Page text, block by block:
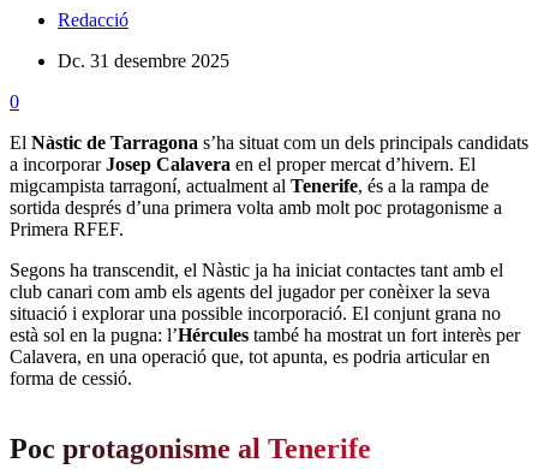
Redacció
Dc. 31 desembre 2025
0
El Nàstic de Tarragona s’ha situat com un dels principals candidats
a incorporarJosep Calavera en el proper mercat d’hivern. El
migcampista tarragoní, actualment al Tenerife, és a la rampa de
sortida després d’una primera volta amb molt poc protagonisme a
Primera RFEF.
Segons ha transcendit, el Nàstic ja ha iniciat contactes tant amb el
club canari com amb els agents del jugador per conèixer la seva
situació i explorar una possible incorporació. El conjunt grana no
està sol en la pugna: l’Hércules també ha mostrat un fort interès per
Calavera, en una operació que, tot apunta, es podria articular en
forma de cessió.
Poc protagonisme al Tenerife